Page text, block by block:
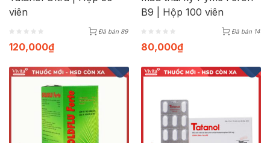
viên
Đã bán 89
120,000₫
B9 | Hộp 100 viên
Đã bán 14
80,000₫